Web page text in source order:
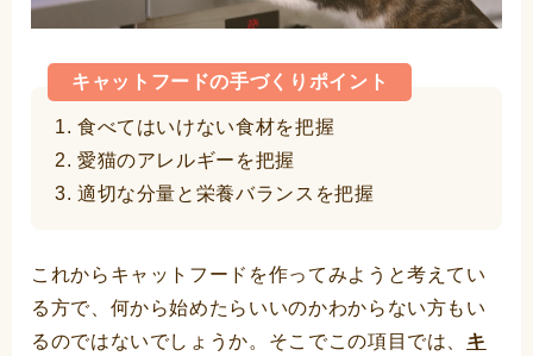
キャットフードの手づくりポイント
1. 食べてはいけない食材を把握
2. 愛猫のアレルギーを把握
3. 適切な分量と栄養バランスを把握
これからキャットフードを作ってみようと考えてい
る方で、何から始めたらいいのかわからない方もい
るのではないでしょうか。そこでこの項目では、 キ